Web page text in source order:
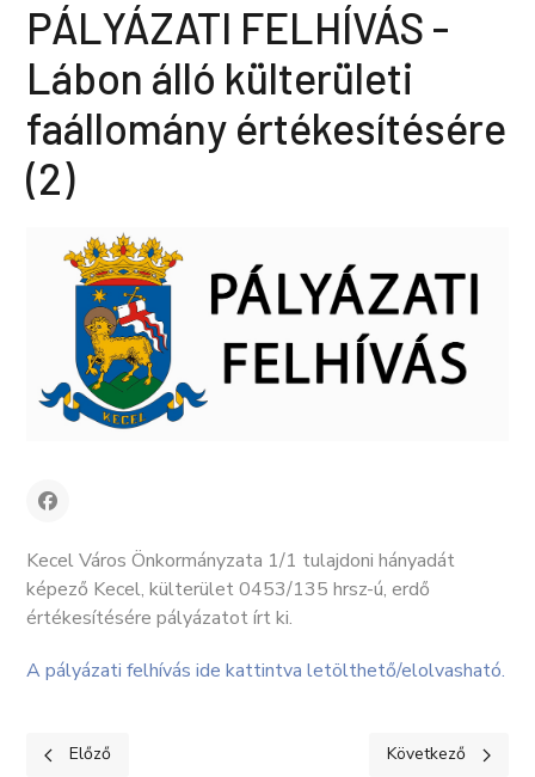
PÁLYÁZATI FELHÍVÁS -
Lábon álló külterületi
faállomány értékesítésére
(2)
Kecel Város Önkormányzata 1/1 tulajdoni hányadát
képező Kecel, külterület 0453/135 hrsz-ú, erdő
értékesítésére pályázatot írt ki.
A pályázati felhívás ide kattintva letölthető/elolvasható.
Előző cikk: LEJÁRNAK A RÉGI SZEMÉLYI IGAZOLVÁNYOK
Előző Következő cikk:
Következő